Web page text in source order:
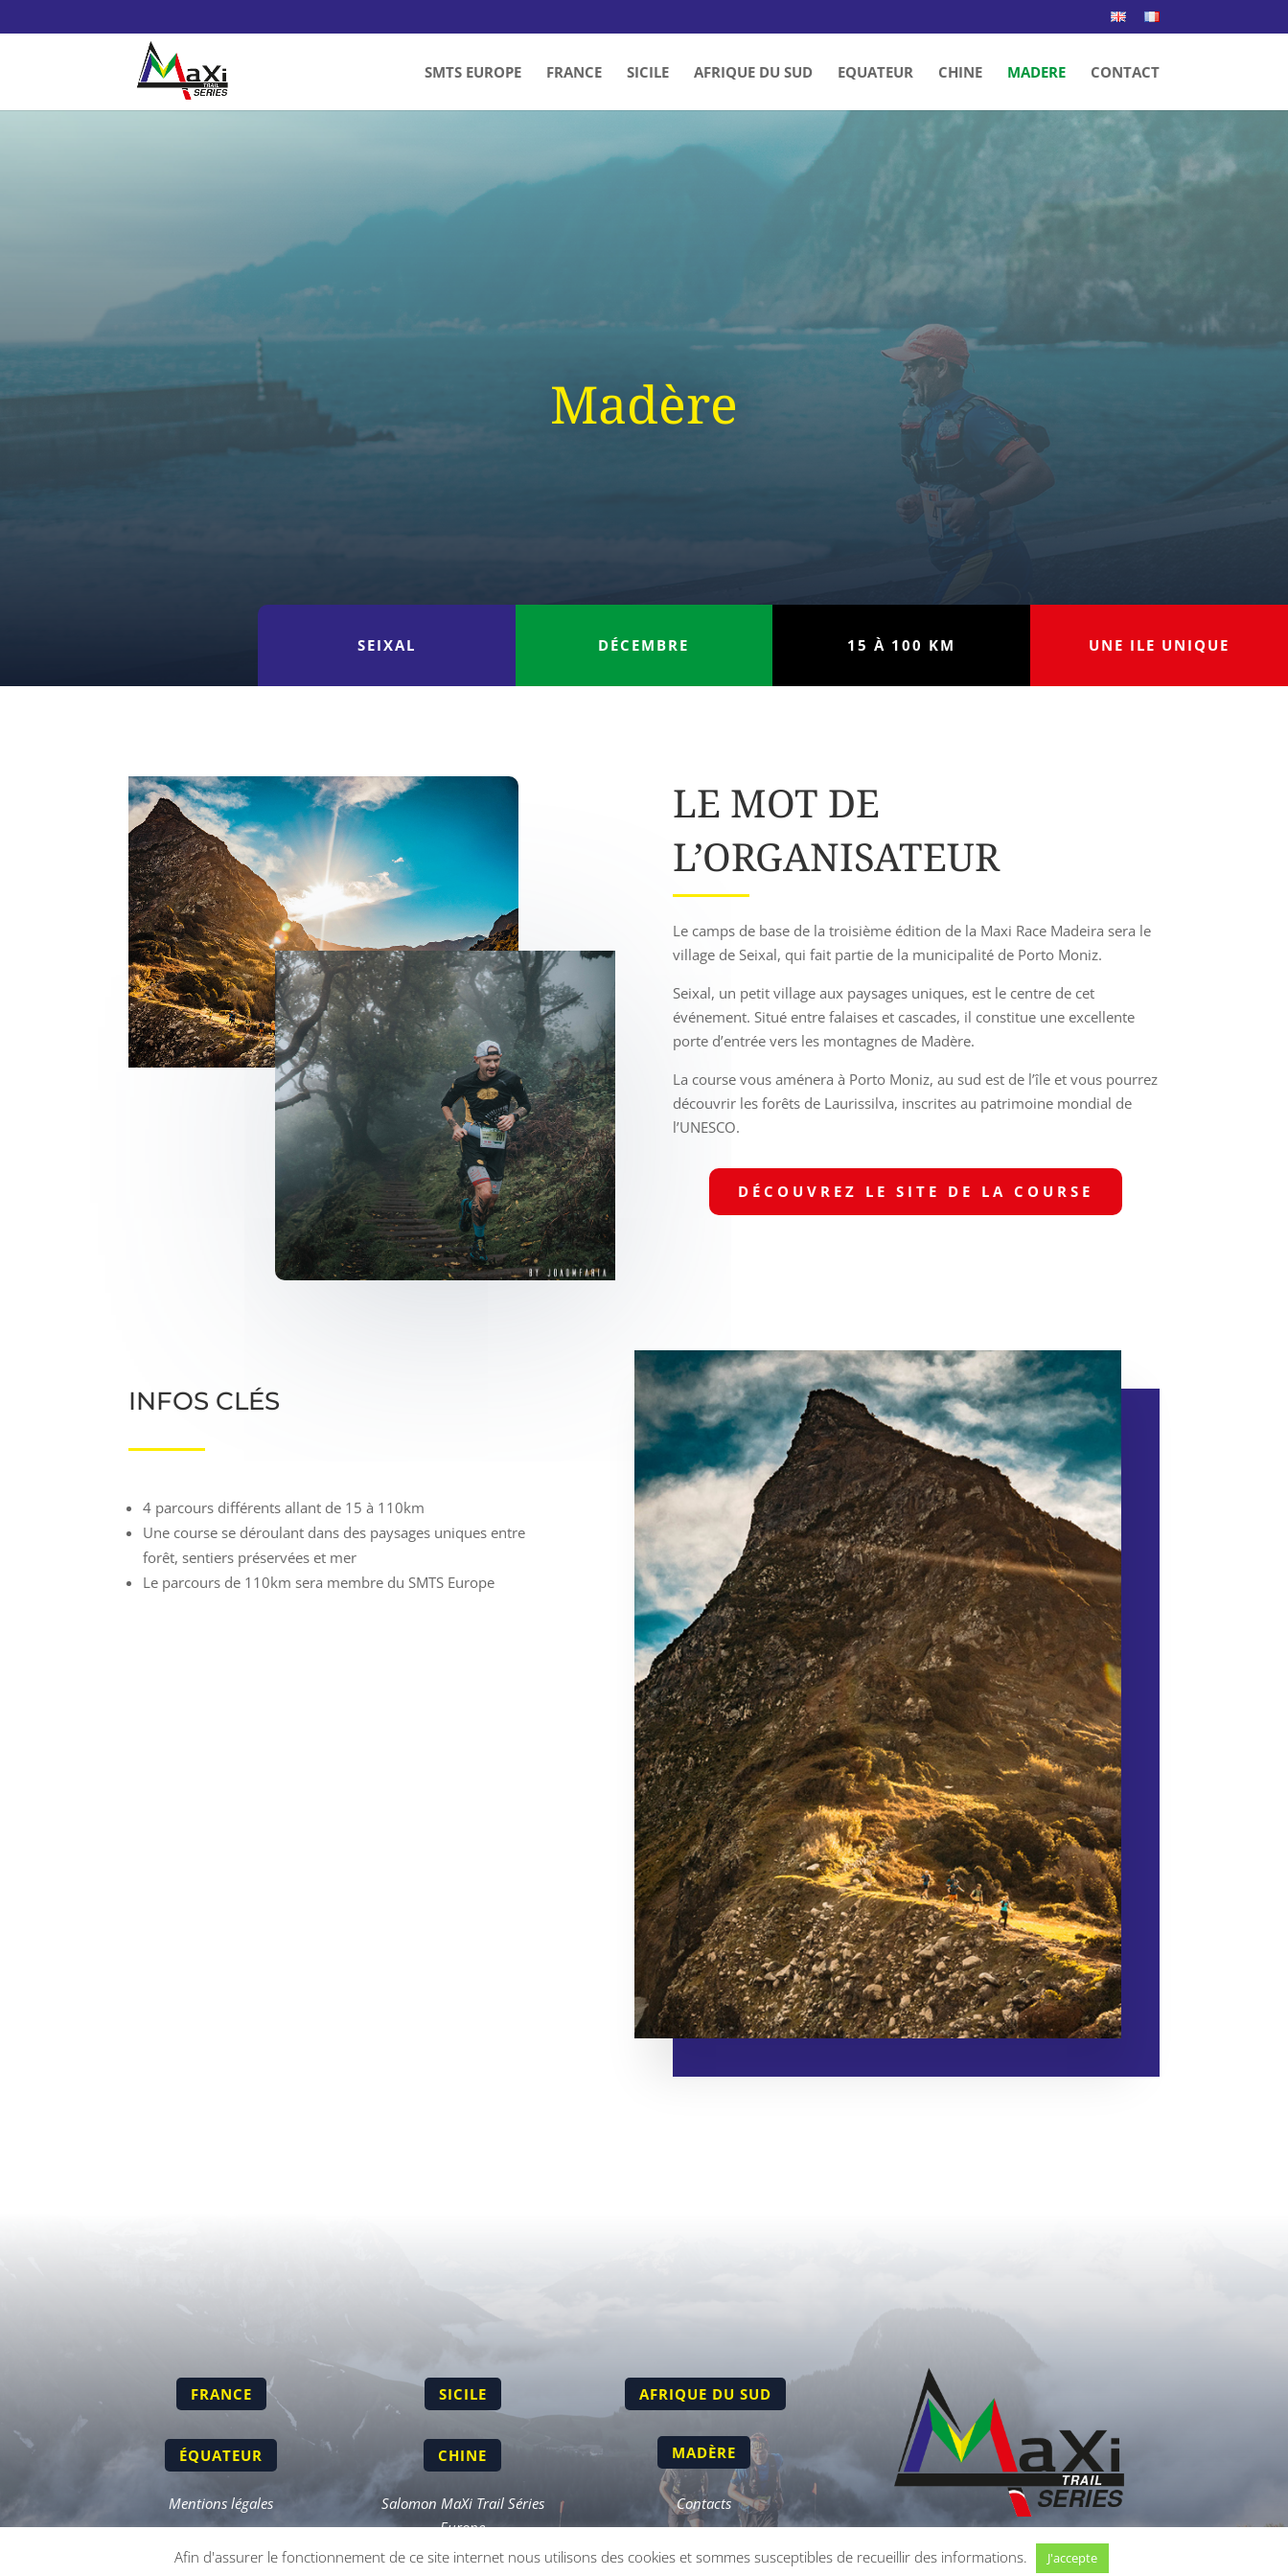
SMTS EUROPE FRANCE SICILE AFRIQUE DU SUD EQUATEUR CHINE MADERE CONTACT
Madère
SEIXAL DÉCEMBRE 15 À 100 KM UNE ILE UNIQUE
LE MOT DE
L’ORGANISATEUR
Le camps de base de la troisième édition de la Maxi Race Madeira sera le
village de Seixal, qui fait partie de la municipalité de Porto Moniz.
Seixal, un petit village aux paysages uniques, est le centre de cet
événement. Situé entre falaises et cascades, il constitue une excellente
porte d’entrée vers les montagnes de Madère.
La course vous aménera à Porto Moniz, au sud est de l’île et vous pourrez
découvrir les forêts de Laurissilva, inscrites au patrimoine mondial de
l’UNESCO.
DÉCOUVREZ LE SITE DE LA COURSE
INFOS CLÉS
4 parcours différents allant de 15 à 110km
Une course se déroulant dans des paysages uniques entre
forêt, sentiers préservées et mer
Le parcours de 110km sera membre du SMTS Europe
FRANCE
ÉQUATEUR
SICILE
CHINE
AFRIQUE DU SUD
MADÈRE
Mentions légales
Salomon MaXi Trail Séries
Europe
Contacts
Afin d'assurer le fonctionnement de ce site internet nous utilisons des cookies et sommes susceptibles de recueillir des informations. J'accepte